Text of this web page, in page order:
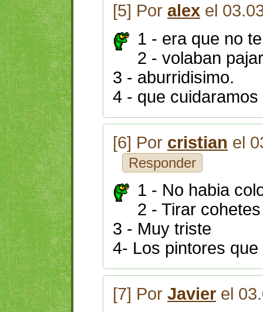
[5] Por alex el
1 - era que no
2 - volaban
3 - aburridisimo.
4 - que
[6] Por cristian el
Responder
1 - No habia
2 - Tirar
3 - Muy triste
4- Los pintores
[7] Por Javier el